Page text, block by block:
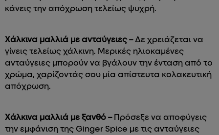
κάνεις την απόχρωση τελείως ψυχρή.
Χάλκινα μαλλιά με ανταύγειες –Δε χρειάζεται να
γίνεις τελείως χάλκινη. Μερικές ηλιοκαμένες
ανταύγειες μπορούν να βγάλουν την ένταση από το
χρώμα, χαρίζοντάς σου μία απίστευτα κολακευτική
απόχρωση.
Χάλκινα μαλλιά με ξανθό –Πρόσεξε να αποφύγεις
την εμφάνιση της Ginger Spice με τις ανταύγειες